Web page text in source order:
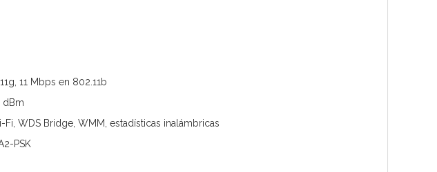
11 Mbps en 802.11b
dBm
WDS Bridge, WMM, estadísticas inalámbricas
PSK